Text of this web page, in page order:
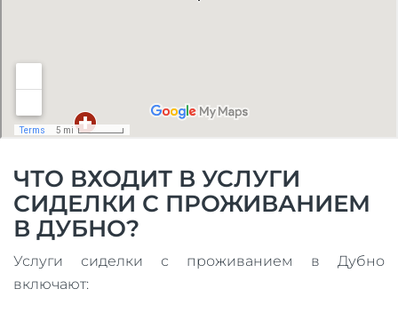
ЧТО ВХОДИТ В УСЛУГИ
СИДЕЛКИ С ПРОЖИВАНИЕМ
В ДУБНО?
Услуги сиделки с проживанием в Дубно
включают: